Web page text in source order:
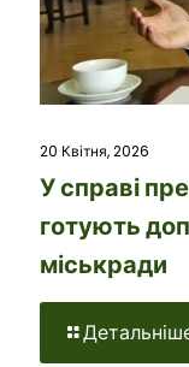
20 Квітня, 2026
У справі
готують
міськради